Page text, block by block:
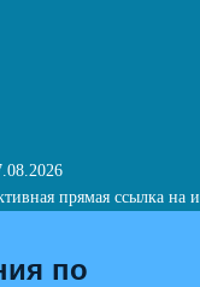
прямая ссылка на
по